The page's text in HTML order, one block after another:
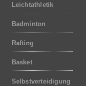
Leichtathletik
Badminton
Rafting
Basket
Selbstverteidigung